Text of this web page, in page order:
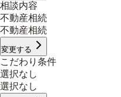
相談内容
不動産相続
不動産相続
変更する
こだわり条件
選択なし
選択なし